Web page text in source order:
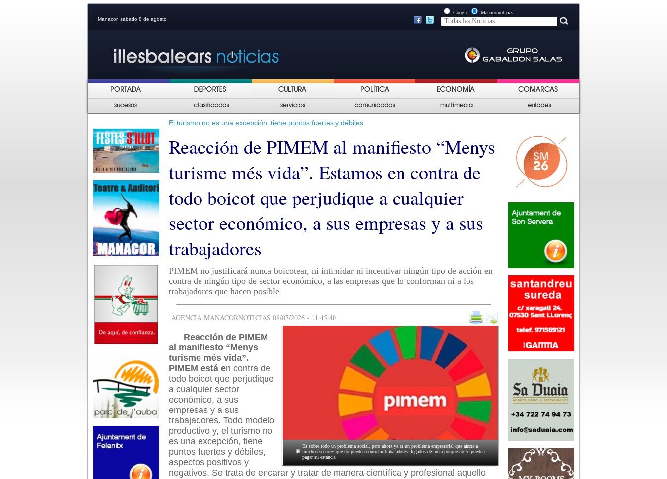
Manacor, sábado 8 de agosto
Google Manacornoticias
El turismo no es una excepción, tiene puntos fuertes y débiles
Reacción de PIMEM al manifiesto “Menys
turisme més vida”. Estamos en contra de
todo boicot que perjudique a cualquier
sector económico, a sus empresas y a sus
trabajadores
PIMEM no justificará nunca boicotear, ni intimidar ni incentivar ningún tipo de acción en
contra de ningún tipo de sector económico, a las empresas que lo conforman ni a los
trabajadores que hacen posible
AGENCIA MANACORNOTICIAS 08/07/2026 - 11:45:40
Es sobre todo un problema social, pero ahora ya es un problema empresarial que afecta a
muchos sectores que no pueden contratar trabajadores llegados de fuera porque no se pueden
pagar su estancia.
Reacción de PIMEM
al manifiesto “Menys
turisme més vida”.
PIMEM está en contra de
todo boicot que perjudique
a cualquier sector
económico, a sus
empresas y a sus
trabajadores. Todo modelo
productivo y, el turismo no
es una excepción, tiene
puntos fuertes y débiles,
aspectos positivos y
negativos. Se trata de encarar y tratar de manera científica y profesional aquello